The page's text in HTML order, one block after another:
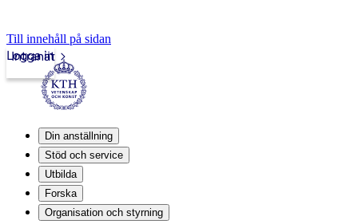
Till innehåll på sidan
Intranät
Logga in
Din anställning
Stöd och service
Utbilda
Forska
Organisation och styrning